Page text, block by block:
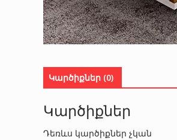
Կարծիքներ (0)
Կարծիքներ
Դեռևս կարծիքներ չկան